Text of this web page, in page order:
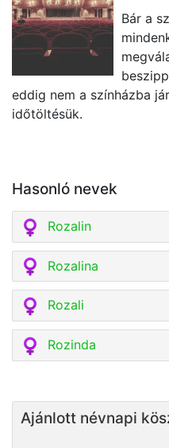
Bár a
eddig nem a színházba
időtöltésük.
Hasonló nevek
Rozalin
Rozalina
Rozali
Rozinda
Ajánlott névnapi